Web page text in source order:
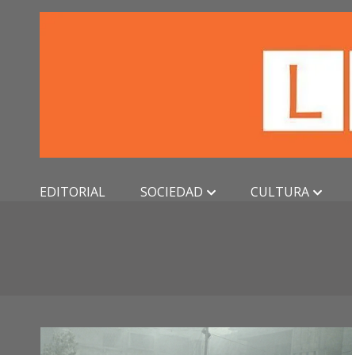
EDITORIAL SOCIEDAD CULTURA